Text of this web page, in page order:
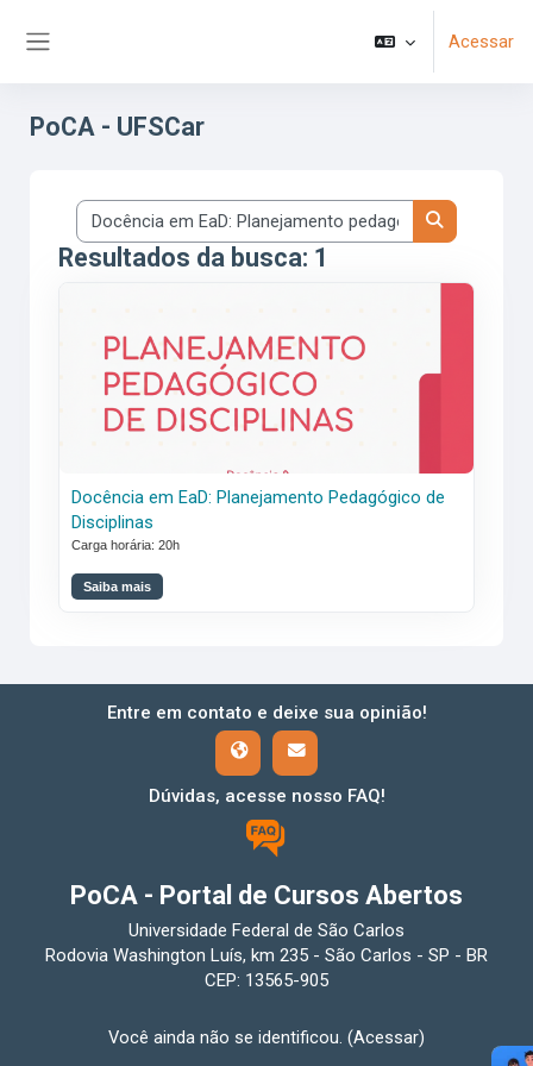
Acessar
PoCA - UFSCar
Buscar cursos
Buscar
Resultados da busca: 1
Docência em EaD: Planejamento Pedagógico de
Disciplinas
Carga horária: 20h
Saiba mais
Entre em contato e deixe sua opinião!
Dúvidas, acesse nosso FAQ!
PoCA - Portal de Cursos Abertos
Universidade Federal de São Carlos
Rodovia Washington Luís, km 235 - São Carlos - SP - BR
CEP: 13565-905
Você ainda não se identificou. (Acessar)